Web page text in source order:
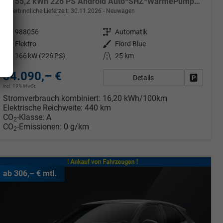
unverbindliche Lieferzeit: 30.11.2026 Neuwagen
988056 Getriebe Automatik
Elektro Außenfarbe
Fiord Blue
166 kW (226 PS) Kilometerstand 25 km
34.090,– €
incl. 19% MwSt.
Details
Stromverbrauch kombiniert: 16,20 kWh/100km
Elektrische Reichweite: 440 km
CO2-Klasse: A
CO2-Emissionen: 0 g/km
ab 306,– € mtl.